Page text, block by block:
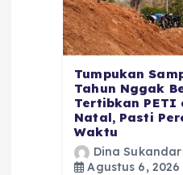
Tumpukan
Tahun Nggak
Tertibkan PETI
Natal, Pasti
Waktu
Dina Sukandar
Agustus 6, 2026